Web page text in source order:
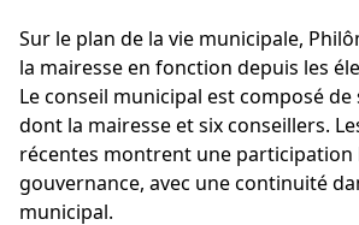
Sur le plan de la vie municipale,
la mairesse en fonction depuis les
Le conseil municipal est composé
dont la mairesse et six conseillers.
récentes montrent une participation
gouvernance, avec une continuité
municipal.